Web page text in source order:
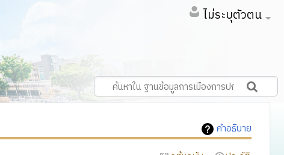
ไม่ระบุตัวตน
คำอธิบาย